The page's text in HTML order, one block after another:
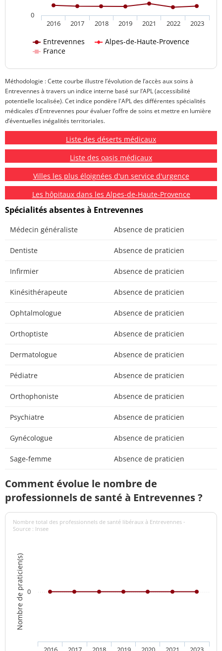
Entrevennes
Alpes-de-Haute-Provence
France
2016 2017 2018 2019 2021 2022 2023
0
Méthodologie : Cette courbe illustre l’évolution de l’accès aux soins à
Entrevennes à travers un indice interne basé sur l’APL (accessibilité
potentielle localisée). Cet indice pondère l'APL des différentes spécialités
médicales d'Entrevennes pour évaluer l’offre de soins et mettre en lumière
d’éventuelles inégalités territoriales.
Liste des déserts médicaux
Liste des oasis médicaux
Villes les plus éloignées d'un service d'urgence
Les hôpitaux dans les Alpes-de-Haute-Provence
Spécialités absentes à Entrevennes
Médecin généraliste Absence de praticien
Dentiste Absence de praticien
Infirmier Absence de praticien
Kinésithérapeute Absence de praticien
Ophtalmologue Absence de praticien
Orthoptiste Absence de praticien
Dermatologue Absence de praticien
Pédiatre Absence de praticien
Orthophoniste Absence de praticien
Psychiatre Absence de praticien
Gynécologue Absence de praticien
Sage-femme Absence de praticien
Comment évolue le nombre de
professionnels de santé à Entrevennes ?
Nombre de praticien(s)
Nombre total des professionnels de santé libéraux à Entrevennes -
Source : Insee
0